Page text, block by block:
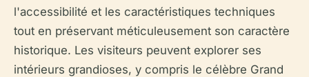
l'accessibilité et les caractéristiques techniques
tout en préservant méticuleusement son caractère
historique. Les visiteurs peuvent explorer ses
intérieurs grandioses, y compris le célèbre Grand